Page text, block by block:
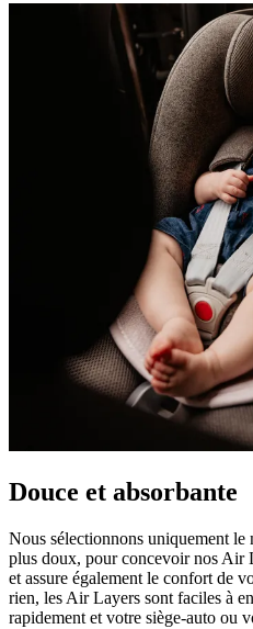
Douce et absorbante
Nous sélectionnons uniquement
plus doux, pour concevoir nos Air
et assure également le confort de
rien, les Air Layers sont faciles à
rapidement et votre siège-auto ou